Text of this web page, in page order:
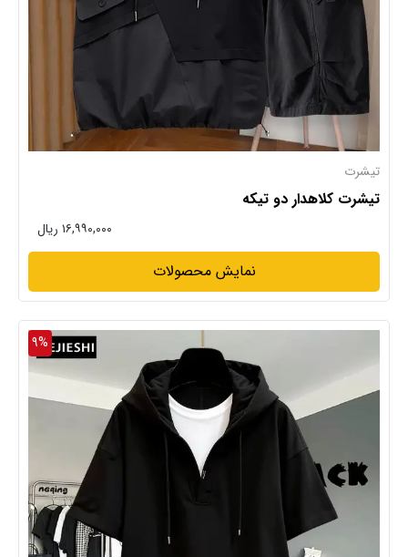
تیشرت
تیشرت کلاهدار دو تیکه
۱۶,۹۹۰,۰۰۰ ریال
نمایش محصولات
9%